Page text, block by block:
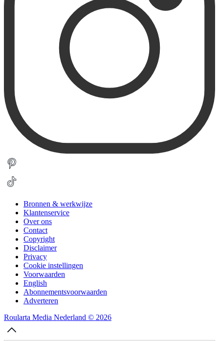
Bronnen & werkwijze
Klantenservice
Over ons
Contact
Copyright
Disclaimer
Privacy
Cookie instellingen
Voorwaarden
English
Abonnementsvoorwaarden
Adverteren
Roularta Media Nederland © 2026